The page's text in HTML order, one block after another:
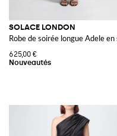
SOLACE LONDON
Robe de soirée longue Adele
625,00 €